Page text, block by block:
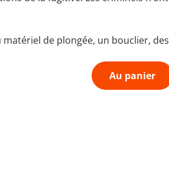
de plongée, un bouclier, des
Au panier